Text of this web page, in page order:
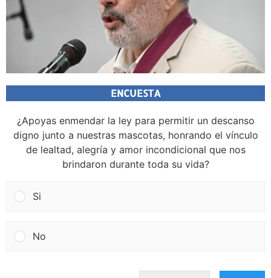
ENCUESTA
¿Apoyas enmendar la ley para permitir un descanso
digno junto a nuestras mascotas, honrando el vínculo
de lealtad, alegría y amor incondicional que nos
brindaron durante toda su vida?
Si
No